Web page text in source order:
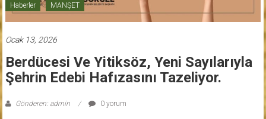
Haberler MANŞET
Ocak 13, 2026
Berdücesi Ve Yitiksöz, Yeni Sayılarıyla
Şehrin Edebi Hafızasını Tazeliyor.
Gönderen: admin 0 yorum